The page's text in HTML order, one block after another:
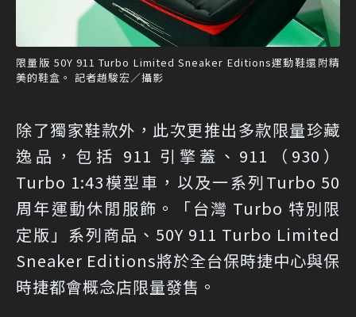
限量版 50Y 911 Turbo Limited Sneaker Editions運動鞋還附精
美的鞋盒。 記者趙駿宏／攝影
除了獨家鞋款外，此次更推出多款限量珍藏
逸品，包括 911 引擎蓋、911（930）
Turbo 1:43模型車，以及一系列Turbo 50
周年運動休閒服飾。「台灣 Turbo 特別限
定版」系列商品、50Y 911 Turbo Limited
Sneaker Editions將於全台保時捷中心與保
時捷都會概念店限量發售。